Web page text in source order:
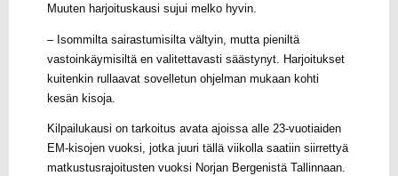
Muuten harjoituskausi sujui melko hyvin.
– Isommilta sairastumisilta vältyin, mutta pieniltä
vastoinkäymisiltä en valitettavasti säästynyt. Harjoitukset
kuitenkin rullaavat sovelletun ohjelman mukaan kohti
kesän kisoja.
Kilpailukausi on tarkoitus avata ajoissa alle 23-vuotiaiden
EM-kisojen vuoksi, jotka juuri tällä viikolla saatiin siirrettyä
matkustusrajoitusten vuoksi Norjan Bergenistä Tallinnaan.